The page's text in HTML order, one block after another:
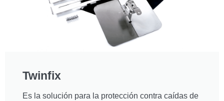
Twinfix
Es la solución para la protección contra caídas de